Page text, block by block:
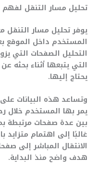
تحليل مسار التنقل لفهم
يوفر تحليل مسار
المستخدم داخل الموقع
التحليل الصفحات التي
التي يتبعها أثناء بحثه
يحتاج إليها.
وتساعد هذه البيانات
يمر بها المستخدم خلال
بين عدة صفحات مرتبطة
غالبًا إلى اهتمام
الانتقال المباشر إلى
هدف واضح منذ البداية.